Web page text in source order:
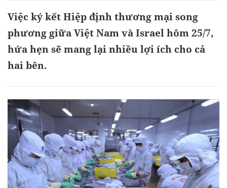
Việc ký kết Hiệp định thương mại song
phương giữa Việt Nam và Israel hôm 25/7,
hứa hẹn sẽ mang lại nhiều lợi ích cho cả
hai bên.